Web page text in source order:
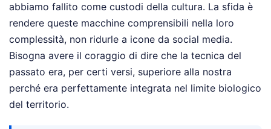
abbiamo fallito come custodi della cultura. La sfida è
rendere queste macchine comprensibili nella loro
complessità, non ridurle a icone da social media.
Bisogna avere il coraggio di dire che la tecnica del
passato era, per certi versi, superiore alla nostra
perché era perfettamente integrata nel limite biologico
del territorio.